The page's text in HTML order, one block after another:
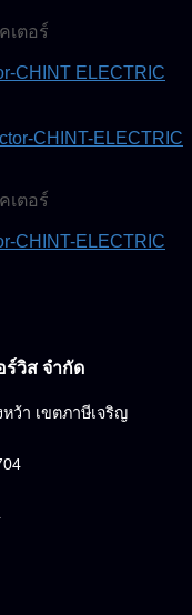
เตอร์
CHINT ELECTRIC
฿
เตอร์
CHINT-ELECTRIC
ร์วิส จำกัด
ว้า เขตภาษีเจริญ